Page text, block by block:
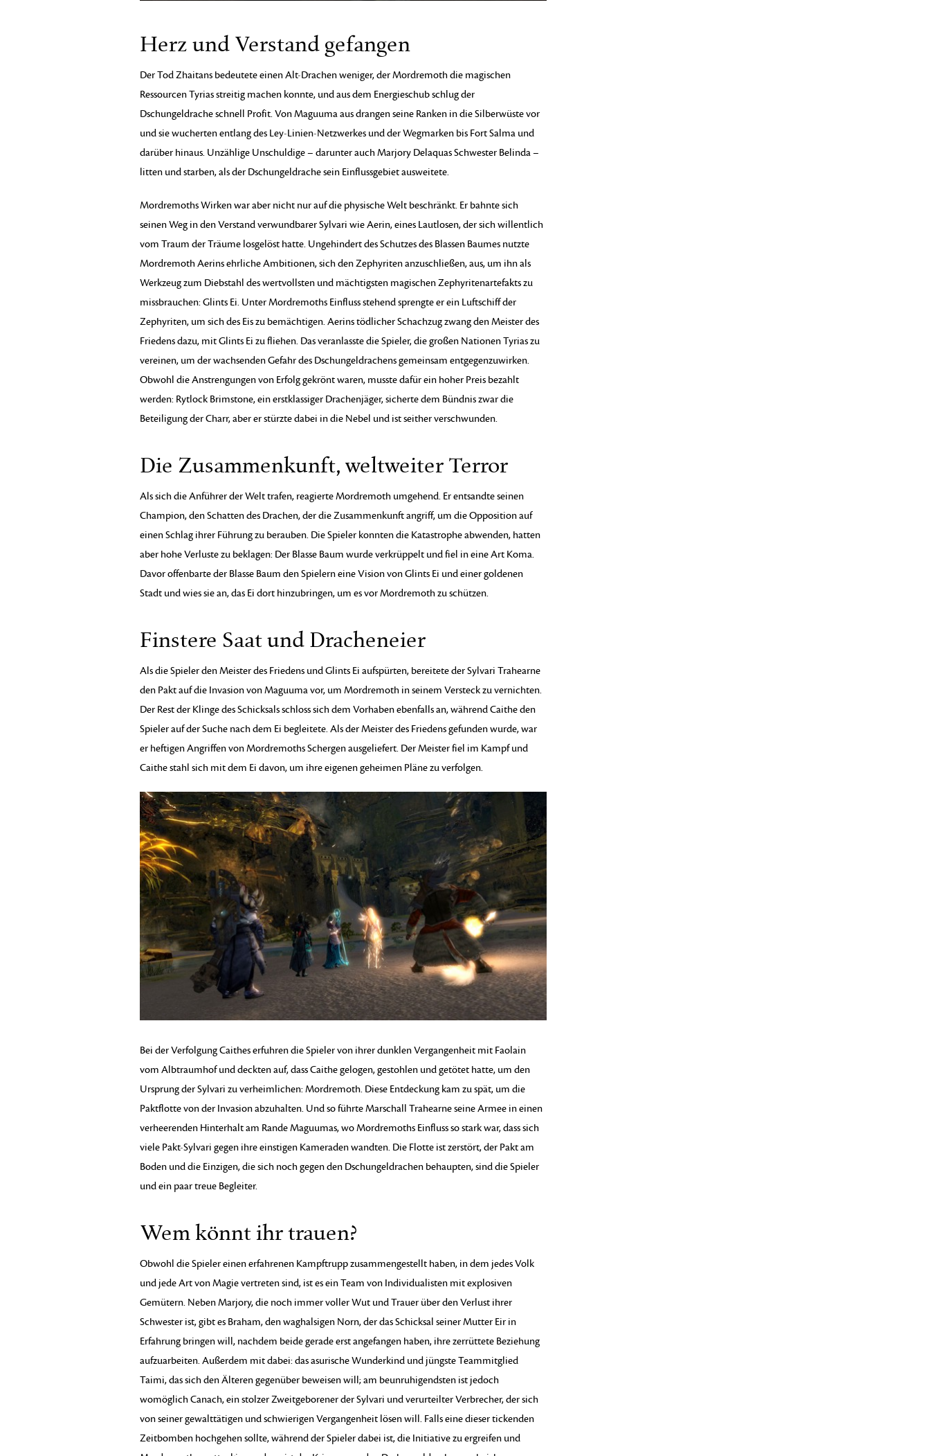
Herz und Verstand gefangen
Der Tod Zhaitans bedeutete einen Alt-Drachen weniger, der Mordremoth die magischen
Ressourcen Tyrias streitig machen konnte, und aus dem Energieschub schlug der
Dschungeldrache schnell Profit. Von Maguuma aus drangen seine Ranken in die Silberwüste vor
und sie wucherten entlang des Ley-Linien-Netzwerkes und der Wegmarken bis Fort Salma und
darüber hinaus. Unzählige Unschuldige – darunter auch Marjory Delaquas Schwester Belinda –
litten und starben, als der Dschungeldrache sein Einflussgebiet ausweitete.
Mordremoths Wirken war aber nicht nur auf die physische Welt beschränkt. Er bahnte sich
seinen Weg in den Verstand verwundbarer Sylvari wie Aerin, eines Lautlosen, der sich willentlich
vom Traum der Träume losgelöst hatte. Ungehindert des Schutzes des Blassen Baumes nutzte
Mordremoth Aerins ehrliche Ambitionen, sich den Zephyriten anzuschließen, aus, um ihn als
Werkzeug zum Diebstahl des wertvollsten und mächtigsten magischen Zephyritenartefakts zu
missbrauchen: Glints Ei. Unter Mordremoths Einfluss stehend sprengte er ein Luftschiff der
Zephyriten, um sich des Eis zu bemächtigen. Aerins tödlicher Schachzug zwang den Meister des
Friedens dazu, mit Glints Ei zu fliehen. Das veranlasste die Spieler, die großen Nationen Tyrias zu
vereinen, um der wachsenden Gefahr des Dschungeldrachens gemeinsam entgegenzuwirken.
Obwohl die Anstrengungen von Erfolg gekrönt waren, musste dafür ein hoher Preis bezahlt
werden: Rytlock Brimstone, ein erstklassiger Drachenjäger, sicherte dem Bündnis zwar die
Beteiligung der Charr, aber er stürzte dabei in die Nebel und ist seither verschwunden.
Die Zusammenkunft, weltweiter Terror
Als sich die Anführer der Welt trafen, reagierte Mordremoth umgehend. Er entsandte seinen
Champion, den Schatten des Drachen, der die Zusammenkunft angriff, um die Opposition auf
einen Schlag ihrer Führung zu berauben. Die Spieler konnten die Katastrophe abwenden, hatten
aber hohe Verluste zu beklagen: Der Blasse Baum wurde verkrüppelt und fiel in eine Art Koma.
Davor offenbarte der Blasse Baum den Spielern eine Vision von Glints Ei und einer goldenen
Stadt und wies sie an, das Ei dort hinzubringen, um es vor Mordremoth zu schützen.
Finstere Saat und Dracheneier
Als die Spieler den Meister des Friedens und Glints Ei aufspürten, bereitete der Sylvari Trahearne
den Pakt auf die Invasion von Maguuma vor, um Mordremoth in seinem Versteck zu vernichten.
Der Rest der Klinge des Schicksals schloss sich dem Vorhaben ebenfalls an, während Caithe den
Spieler auf der Suche nach dem Ei begleitete. Als der Meister des Friedens gefunden wurde, war
er heftigen Angriffen von Mordremoths Schergen ausgeliefert. Der Meister fiel im Kampf und
Caithe stahl sich mit dem Ei davon, um ihre eigenen geheimen Pläne zu verfolgen.
Bei der Verfolgung Caithes erfuhren die Spieler von ihrer dunklen Vergangenheit mit Faolain
vom Albtraumhof und deckten auf, dass Caithe gelogen, gestohlen und getötet hatte, um den
Ursprung der Sylvari zu verheimlichen: Mordremoth. Diese Entdeckung kam zu spät, um die
Paktflotte von der Invasion abzuhalten. Und so führte Marschall Trahearne seine Armee in einen
verheerenden Hinterhalt am Rande Maguumas, wo Mordremoths Einfluss so stark war, dass sich
viele Pakt-Sylvari gegen ihre einstigen Kameraden wandten. Die Flotte ist zerstört, der Pakt am
Boden und die Einzigen, die sich noch gegen den Dschungeldrachen behaupten, sind die Spieler
und ein paar treue Begleiter.
Wem könnt ihr trauen?
Obwohl die Spieler einen erfahrenen Kampftrupp zusammengestellt haben, in dem jedes Volk
und jede Art von Magie vertreten sind, ist es ein Team von Individualisten mit explosiven
Gemütern. Neben Marjory, die noch immer voller Wut und Trauer über den Verlust ihrer
Schwester ist, gibt es Braham, den waghalsigen Norn, der das Schicksal seiner Mutter Eir in
Erfahrung bringen will, nachdem beide gerade erst angefangen haben, ihre zerrüttete Beziehung
aufzuarbeiten. Außerdem mit dabei: das asurische Wunderkind und jüngste Teammitglied
Taimi, das sich den Älteren gegenüber beweisen will; am beunruhigendsten ist jedoch
womöglich Canach, ein stolzer Zweitgeborener der Sylvari und verurteilter Verbrecher, der sich
von seiner gewalttätigen und schwierigen Vergangenheit lösen will. Falls eine dieser tickenden
Zeitbomben hochgehen sollte, während der Spieler dabei ist, die Initiative zu ergreifen und